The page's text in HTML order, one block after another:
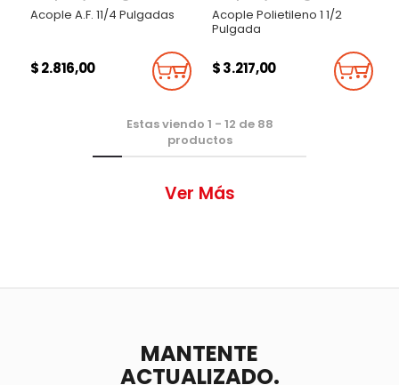
Acople A.F. 11/4 Pulgadas
$ 2.816,00 Añadir Al Carrito
Acople Polietileno 1 1/2
Pulgada
$ 3.217,00
Estas viendo 1 - 12 de 88
productos
Ver Más
MANTENTE
ACTUALIZADO.